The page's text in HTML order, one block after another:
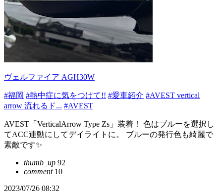
ヴェルファイア AGH30W
#福岡 #熱中症に気をつけて!! #愛車紹介 #AVEST vertical
arrow 流れるド... #AVEST
AVEST「VerticalArrow Type Zs」装着！ 色はブルーを選択し
てACC連動にしてデイライトに。 ブルーの発行色も綺麗で
素敵です✨
thumb_up 92
comment10
2023/07/26 08:32